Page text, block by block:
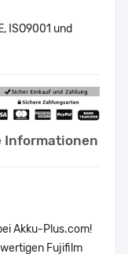
ISO9001 und
Informationen
Akku-Plus.com!
Fujifilm